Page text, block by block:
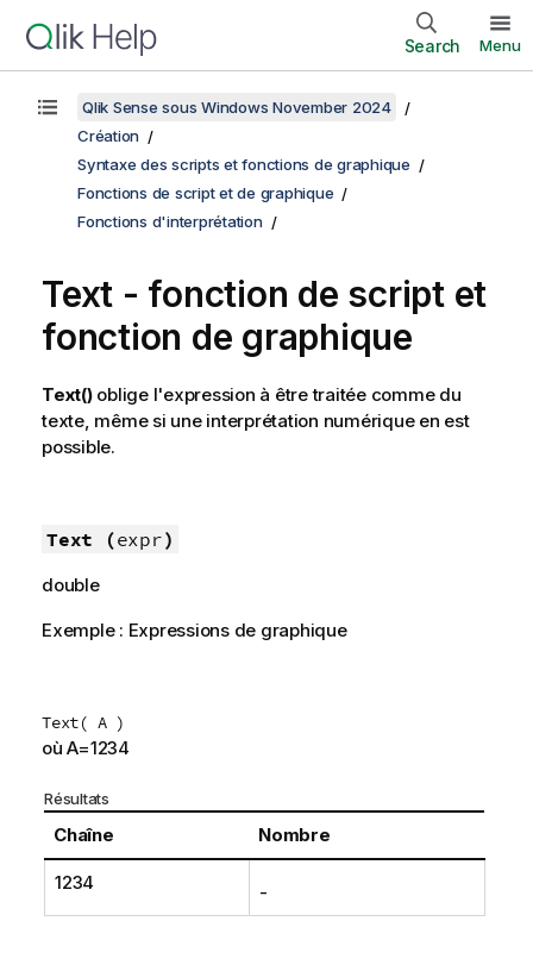
Search Menu
Qlik Sense sous Windows November 2024
Création
Syntaxe des scripts et fonctions de graphique
Fonctions de script et de graphique
Fonctions d'interprétation
Text - fonction de script et
fonction de graphique
Text()oblige l'expression à être traitée comme du
texte, même si une interprétation numérique en est
possible.
Text (expr)
double
Exemple : Expressions de graphique
Text( A )
où A=1234
Résultats
Chaîne Nombre
1234 -